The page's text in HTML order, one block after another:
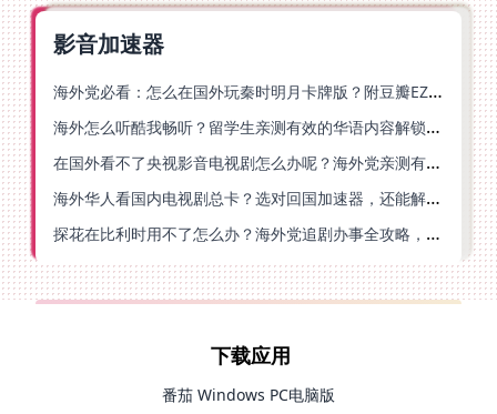
影音加速器
海外党必看：怎么在国外玩秦时明月卡牌版？附豆瓣EZCast地区限制破解法
海外怎么听酷我畅听？留学生亲测有效的华语内容解锁指南
在国外看不了央视影音电视剧怎么办呢？海外党亲测有效的回国加速方案
海外华人看国内电视剧总卡？选对回国加速器，还能解决菲律宾打不开反诈中心的问题
探花在比利时用不了怎么办？海外党追剧办事全攻略，选对加速器就够了
下载应用
番茄 Windows PC电脑版